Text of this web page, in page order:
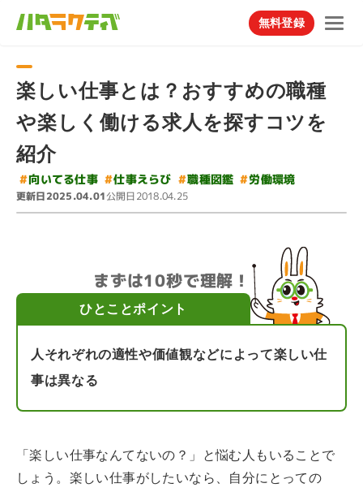
無料登録
楽しい仕事とは？おすすめの職種
や楽しく働ける求人を探すコツを
紹介
#向いてる仕事 #仕事えらび #職種図鑑 #労働環境
更新日2025.04.01公開日2018.04.25
まずは10秒で理解！
ひとことポイント
人それぞれの適性や価値観などによって楽しい仕
事は異なる
「楽しい仕事なんてないの？」と悩む人もいることで
しょう。楽しい仕事がしたいなら、自分にとっての